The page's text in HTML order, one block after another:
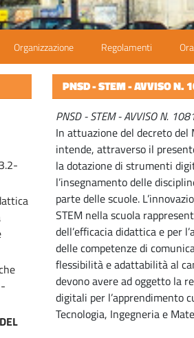
Organizzazione Regolamenti
PNSD - STEM - AVVISO
PNSD - STEM - AVVISO N.
In attuazione del decreto
intende, attraverso il
la dotazione di strumenti
l’insegnamento delle
parte delle scuole.
STEM nella scuola
dell’efficacia didattica e per
delle competenze di
flessibilità e adattabilità al
devono avere ad oggetto la
digitali per l’apprendimento
Tecnologia, Ingegneria e